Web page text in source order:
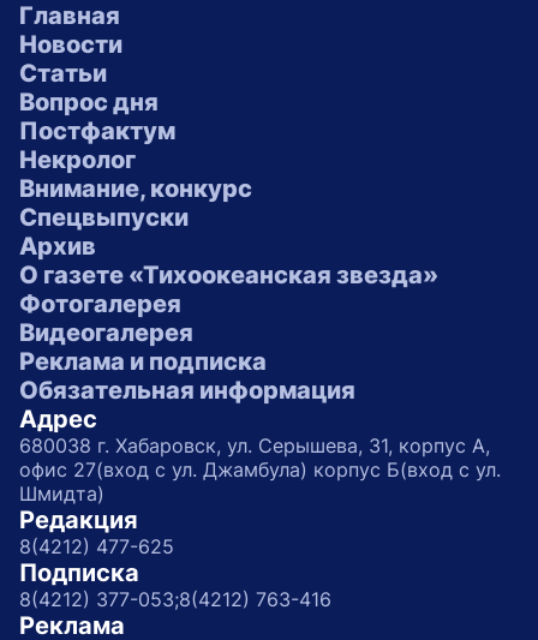
Главная
Новости
Статьи
Вопрос дня
Постфактум
Некролог
Внимание, конкурс
Спецвыпуски
Архив
О газете «Тихоокеанская звезда»
Фотогалерея
Видеогалерея
Реклама и подписка
Обязательная информация
Адрес
680038 г. Хабаровск, ул. Серышева, 31, корпус А,
офис 27(вход с ул. Джамбула) корпус Б(вход с ул.
Шмидта)
Редакция
8(4212) 477-625
Подписка
8(4212) 377-053;8(4212) 763-416
Реклама